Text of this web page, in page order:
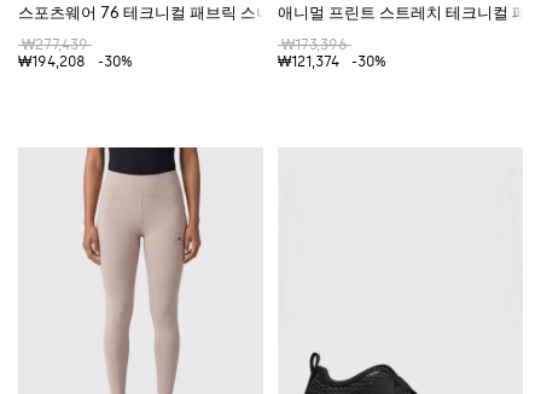
스포츠웨어 76 테크니컬 패브릭 스니커즈
₩277,439
₩194,208
-30%
애니멀 프린트 스트레치 테크니컬 패
₩173,396
₩121,374
-30%